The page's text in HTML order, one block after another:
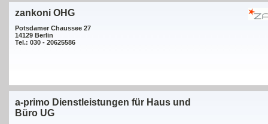
zankoni OHG
Potsdamer Chaussee 27
14129 Berlin
Tel.: 030 - 20625586
a-primo Dienstleistungen für Haus und
Büro UG